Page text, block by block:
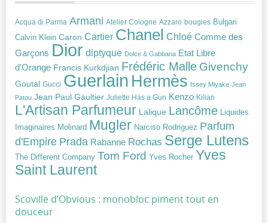
Acqua di Parma Armani Atelier Cologne Azzaro bougies Bulgari
Calvin Klein Caron Cartier Chanel Chloé Comme des
Garçons Dior diptyque Dolce & Gabbana Etat Libre
d'Orange Francis Kurkdjian Frédéric Malle Givenchy
Goutal Gucci Guerlain Hermès Issey Miyake Jean
Patou Jean Paul Gaultier Juliette Has a Gun Kenzo Kilian
L'Artisan Parfumeur Lalique Lancôme Liquides
Imaginaires Molinard Mugler Narciso Rodriguez Parfum
d'Empire Prada Rabanne Rochas Serge Lutens
The Different Company Tom Ford Yves Rocher Yves
Saint Laurent
Scoville d’Obvious : monobloc piment tout en
douceur